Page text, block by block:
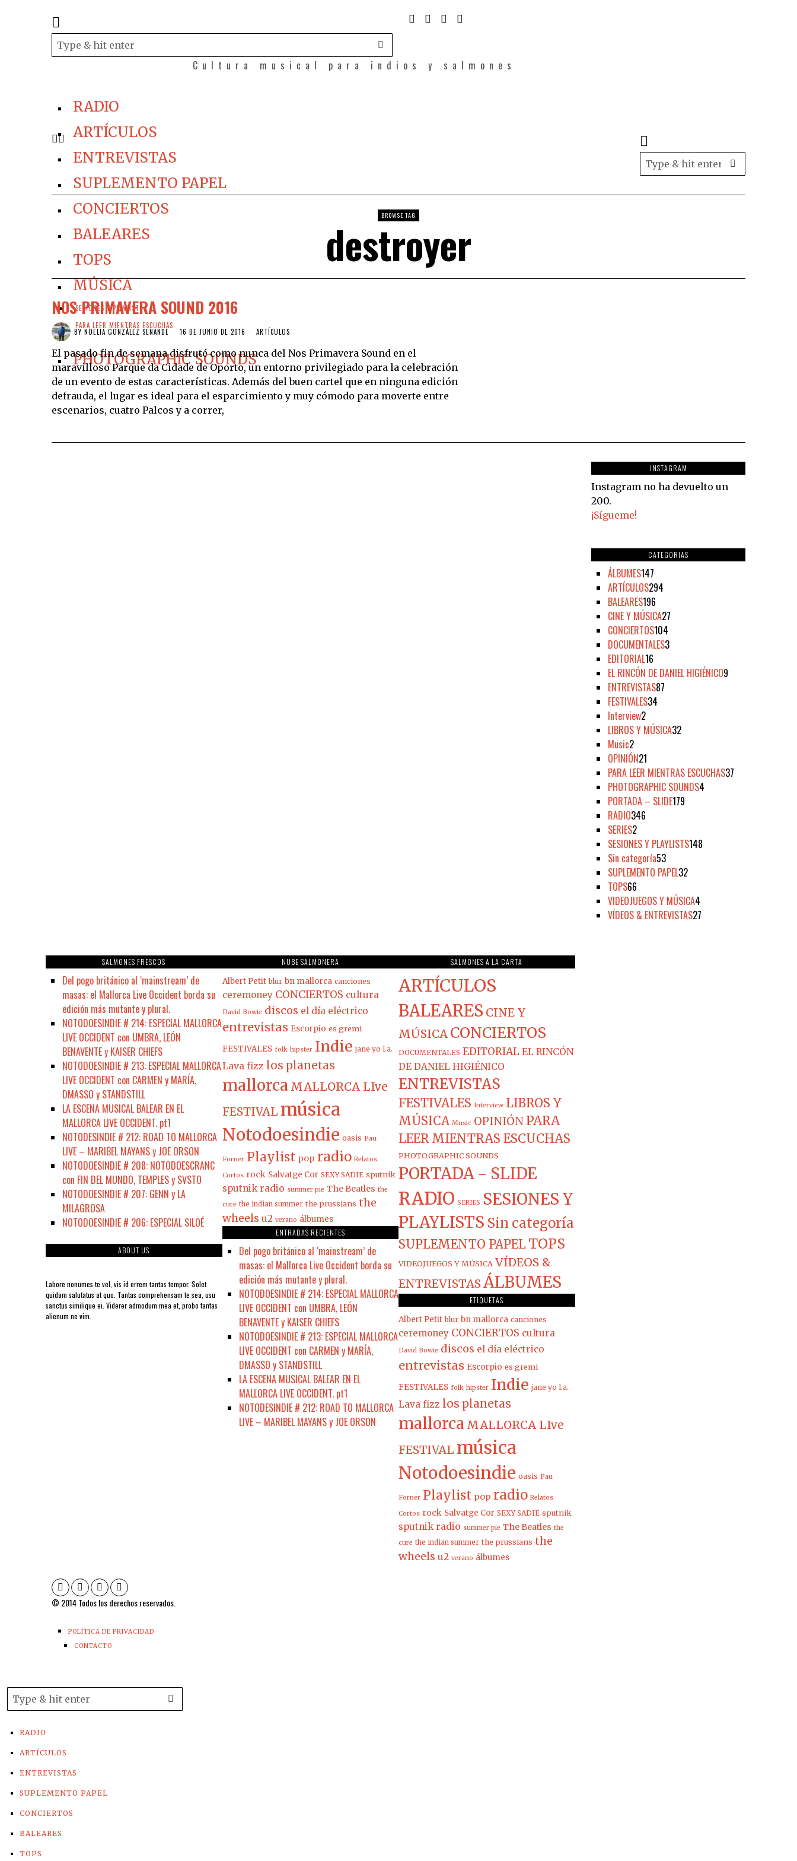
Cultura musical para indios y salmones
RADIO
ARTÍCULOS
ENTREVISTAS
SUPLEMENTO PAPEL
CONCIERTOS
BALEARES
TOPS
MÚSICA
SESIONES Y PLAYLISTS
PARA LEER MIENTRAS ESCUCHAS
PHOTOGRAPHIC SOUNDS
BROWSE TAG
destroyer
NOS PRIMAVERA SOUND 2016
BYNOELIA GONZÁLEZ SENANDE 16 DE JUNIO DE 2016 ARTÍCULOS
El pasado fin de semana disfruté como nunca del Nos Primavera Sound en el
maravilloso Parque da Cidade de Oporto, un entorno privilegiado para la celebración
de un evento de estas características. Además del buen cartel que en ninguna edición
defrauda, el lugar es ideal para el esparcimiento y muy cómodo para moverte entre
escenarios, cuatro Palcos y a correr,
INSTAGRAM
Instagram no ha devuelto un
200.
¡Sígueme!
CATEGORIAS
ÁLBUMES147
ARTÍCULOS294
BALEARES196
CINE Y MÚSICA27
CONCIERTOS104
DOCUMENTALES3
EDITORIAL16
EL RINCÓN DE DANIEL HIGIÉNICO9
ENTREVISTAS87
FESTIVALES34
Interview2
LIBROS Y MÚSICA32
Music2
OPINIÓN21
PARA LEER MIENTRAS ESCUCHAS37
PHOTOGRAPHIC SOUNDS4
PORTADA – SLIDE179
RADIO346
SERIES2
SESIONES Y PLAYLISTS148
Sin categoría53
SUPLEMENTO PAPEL32
TOPS66
VIDEOJUEGOS Y MÚSICA4
VÍDEOS & ENTREVISTAS27
SALMONES FRESCOS
Del pogo británico al ‘mainstream’ de
masas: el Mallorca Live Occident borda su
edición más mutante y plural.
NOTODOESINDIE # 214: ESPECIAL MALLORCA
LIVE OCCIDENT con UMBRA, LEÓN
BENAVENTE y KAISER CHIEFS
NOTODOESINDIE # 213: ESPECIAL MALLORCA
LIVE OCCIDENT con CARMEN y MARÍA,
DMASSO y STANDSTILL
LA ESCENA MUSICAL BALEAR EN EL
MALLORCA LIVE OCCIDENT. pt1
NOTODESINDIE # 212: ROAD TO MALLORCA
LIVE – MARIBEL MAYANS y JOE ORSON
NOTODOESINDIE # 208: NOTODOESCRANC
con FIN DEL MUNDO, TEMPLES y SVSTO
NOTODOESINDIE # 207: GENN y LA
MILAGROSA
NOTODOESINDIE # 206: ESPECIAL SILOÉ
ABOUT US
Labore nonumes te vel, vis id errem tantas tempor. Solet
quidam salutatus at quo. Tantas comprehensam te sea, usu
sanctus similique ei. Viderer admodum mea et, probo tantas
alienum ne vim.
NUBE SALMONERA
Albert Petit blur bn mallorca canciones
ceremoney CONCIERTOS cultura
David Bowie discos el día eléctrico
entrevistas Escorpio es gremi
FESTIVALES folk hipster Indie jane yo l.a.
Lava fizz los planetas
mallorca MALLORCA LIve
FESTIVAL música
Notodoesindie oasis Pau
Forner Playlist pop radio Relatos
Cortos rock Salvatge Cor SEXY SADIE sputnik
sputnik radio summer pie The Beatles the
cure the indian summer the prussians the
wheels u2 verano álbumes
ENTRADAS RECIENTES
Del pogo británico al ‘mainstream’ de
masas: el Mallorca Live Occident borda su
edición más mutante y plural.
NOTODOESINDIE # 214: ESPECIAL MALLORCA
LIVE OCCIDENT con UMBRA, LEÓN
BENAVENTE y KAISER CHIEFS
NOTODOESINDIE # 213: ESPECIAL MALLORCA
LIVE OCCIDENT con CARMEN y MARÍA,
DMASSO y STANDSTILL
LA ESCENA MUSICAL BALEAR EN EL
MALLORCA LIVE OCCIDENT. pt1
NOTODESINDIE # 212: ROAD TO MALLORCA
LIVE – MARIBEL MAYANS y JOE ORSON
SALMONES A LA CARTA
ARTÍCULOS
BALEARES CINE Y
MÚSICA CONCIERTOS
DOCUMENTALES EDITORIAL EL RINCÓN
DE DANIEL HIGIÉNICO
ENTREVISTAS
FESTIVALES Interview LIBROS Y
MÚSICA Music OPINIÓN PARA
LEER MIENTRAS ESCUCHAS
PHOTOGRAPHIC SOUNDS
PORTADA - SLIDE
RADIO SERIES SESIONES Y
PLAYLISTS Sin categoría
SUPLEMENTO PAPEL TOPS
VIDEOJUEGOS Y MÚSICA VÍDEOS &
ENTREVISTASÁLBUMES
ETIQUETAS
Albert Petit blur bn mallorca canciones
ceremoney CONCIERTOS cultura
David Bowie discos el día eléctrico
entrevistas Escorpio es gremi
FESTIVALES folk hipster Indie jane yo l.a.
Lava fizz los planetas
mallorca MALLORCA LIve
FESTIVAL música
Notodoesindie oasis Pau
Forner Playlist pop radio Relatos
Cortos rock Salvatge Cor SEXY SADIE sputnik
sputnik radio summer pie The Beatles the
cure the indian summer the prussians the
wheels u2 verano álbumes
© 2014 Todos los derechos reservados.
POLÍTICA DE PRIVACIDAD
CONTACTO
RADIO
ARTÍCULOS
ENTREVISTAS
SUPLEMENTO PAPEL
CONCIERTOS
BALEARES
TOPS